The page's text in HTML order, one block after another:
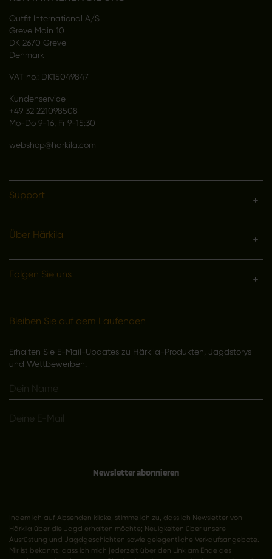
Outfit International A/S
Greve Main 10
DK 2670 Greve
Denmark
VAT no.: DK15049847
Kundenservice
+49 32 221098508
Mo-Do 9-16, Fr 9-15:30
webshop@harkila.com
Support
Über Härkila
Folgen Sie uns
Bleiben Sie auf dem Laufenden
Erhalten Sie E-Mail-Updates zu Härkila-Produkten, Jagdstorys
und Wettbewerben.
Newsletter abonnieren
Indem ich auf Absenden klicke, stimme ich zu, dass ich Newsletter von
Härkila über die Jagd erhalten möchte; Neuigkeiten über unsere
Ausrüstung und Jagdgeschichten sowie gelegentliche Verkaufsangebote.
Mir ist bekannt, dass ich mich jederzeit über den Link am Ende des